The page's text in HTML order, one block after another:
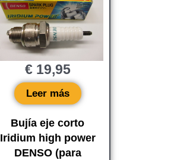
Bujía eje corto
Iridium high power
DENSO (para
€19,95
Leer más